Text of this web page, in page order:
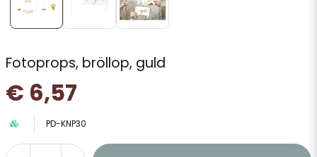
Fotoprops, bröllop, guld
€ 6,57
PD-KNP30